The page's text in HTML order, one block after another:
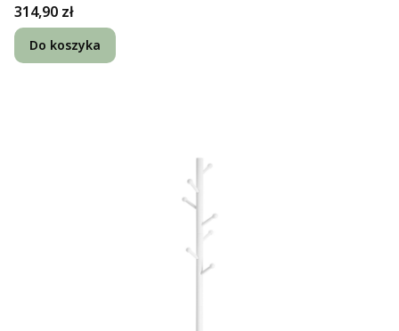
Cena
314,90 zł
Do koszyka